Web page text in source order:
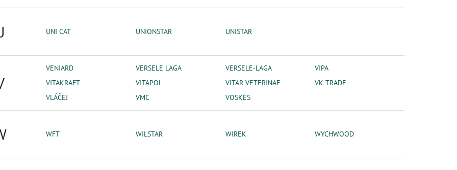
UNI CAT UNIONSTAR UNISTAR
VENIARD VERSELE LAGA VERSELE-LAGA
VIPA
VITAKRAFT
VITAPOL VITAR VETERINAE
VK TRADE
VLÁČEJ
VMC VOSKES
WFT WILSTAR WIREK WYCHWOOD